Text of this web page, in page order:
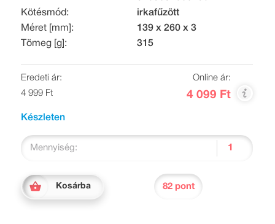
Kötésmód:
irkafűzött
Méret [mm]:
139 x 260 x 3
Tömeg [g]:
315
Eredeti ár:
4 999 Ft
Online ár:
4 099 Ft
Készleten
Mennyiség:
Kosárba 82 pont